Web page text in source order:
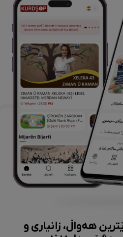
هەواڵ، زانیاری و